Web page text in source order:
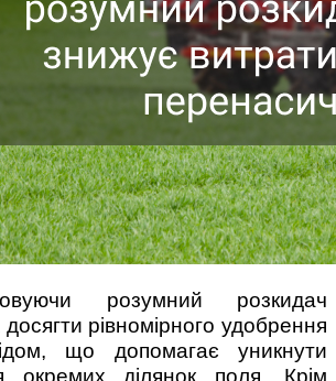
розумний розкидач
рівномірного удобрення
що допомагає уникнути
окремих ділянок поля. Крім